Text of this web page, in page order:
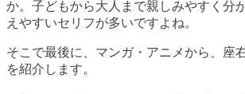
か。子どもから大人まで親しみやすく分
えやすいセリフが多いですよね。
そこで最後に、マンガ・アニメから、座
を紹介します。